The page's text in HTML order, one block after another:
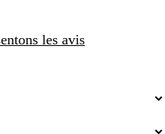
les avis